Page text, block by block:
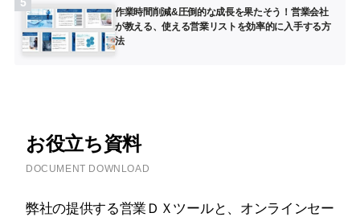
作業時間削減&圧倒的な成長を果たそう！営業会社
が教える、使える営業リストを効率的に入手する方
法
お役立ち資料
DOCUMENT DOWNLOAD
弊社の提供する営業ＤＸツールと、オンラインセー